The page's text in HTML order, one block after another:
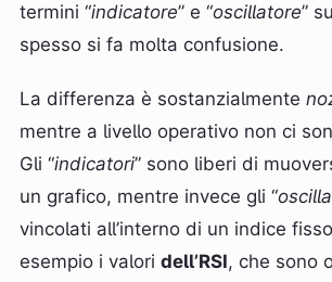
termini “indicatore” e “oscillatore”
spesso si fa molta confusione.
La differenza è sostanzialmente
mentre a livello operativo non ci
Gli “indicatori” sono liberi di
un grafico, mentre invece gli “
vincolati all’interno di un indice
esempio i valori dell’RSI, che sono